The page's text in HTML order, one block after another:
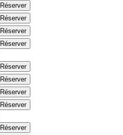
Réserver
Réserver
Réserver
Réserver
Réserver
Réserver
Réserver
Réserver
Réserver